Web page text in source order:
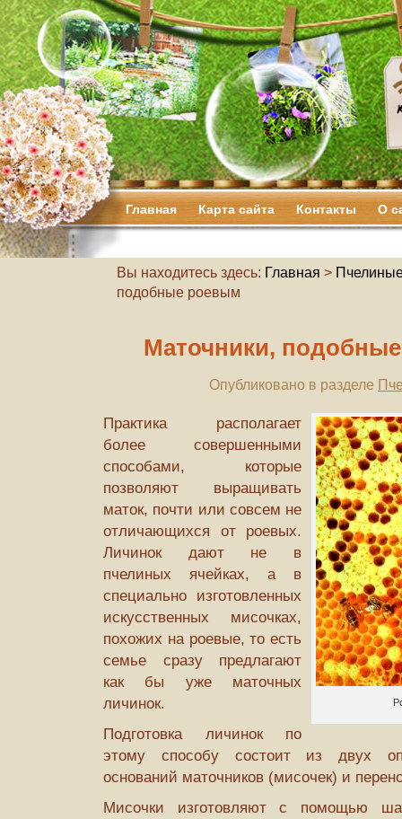
Главная Карта сайта Контакты О
Вы находитесь здесь: Главная >
подобные роевым
Маточники,
Опубликовано в разделе
Практика располагает
более совершенными
способами, которые
позволяют выра­щивать
маток, почти или совсем не
отличающихся от роевых.
Личинок дают не в
пчелиных ячейках, а в
специально изготовленных
искусственных мисочках,
похожих на роевые, то есть
семье сразу предлагают
как бы уже маточных
личинок.
Подготовка личинок по
этому способу состоит из двух
оснований маточников (мисочек) и
Мисочки изготовляют с помощью